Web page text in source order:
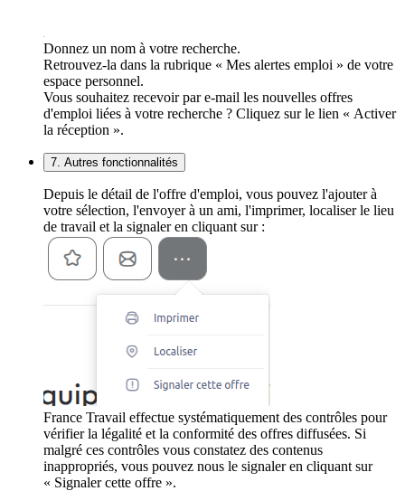
Donnez un nom à votre recherche.
Retrouvez-la dans la rubrique « Mes alertes emploi » de votre
espace personnel.
Vous souhaitez recevoir par e-mail les nouvelles offres
d'emploi liées à votre recherche ? Cliquez sur le lien « Activer
la réception ».
7. Autres fonctionnalités
Depuis le détail de l'offre d'emploi, vous pouvez l'ajouter à
votre sélection, l'envoyer à un ami, l'imprimer, localiser le lieu
de travail et la signaler en cliquant sur :
France Travail effectue systématiquement des contrôles pour
vérifier la légalité et la conformité des offres diffusées. Si
malgré ces contrôles vous constatez des contenus
inappropriés, vous pouvez nous le signaler en cliquant sur
« Signaler cette offre ».